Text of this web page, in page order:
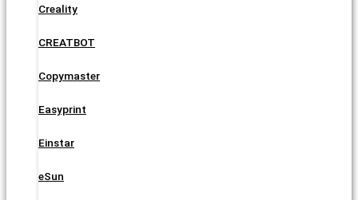
Creality
CREATBOT
Copymaster
Easyprint
Einstar
eSun